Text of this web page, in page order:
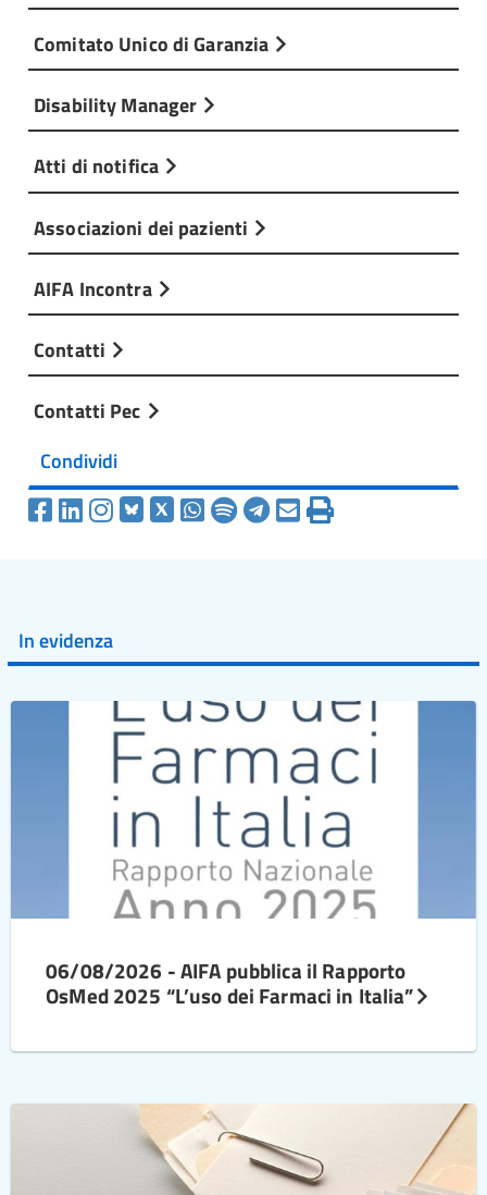
Comitato Unico di Garanzia
Disability Manager
Atti di notifica
Associazioni dei pazienti
AIFA Incontra
Contatti
Contatti Pec
Condividi
In evidenza
06/08/2026 - AIFA pubblica il Rapporto
OsMed 2025 “L’uso dei Farmaci in Italia”